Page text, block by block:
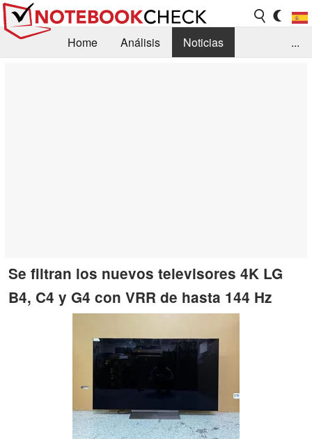
Home Análisis
Noticias
...
Se filtran los nuevos televisores 4K LG
B4, C4 y G4 con VRR de hasta 144 Hz